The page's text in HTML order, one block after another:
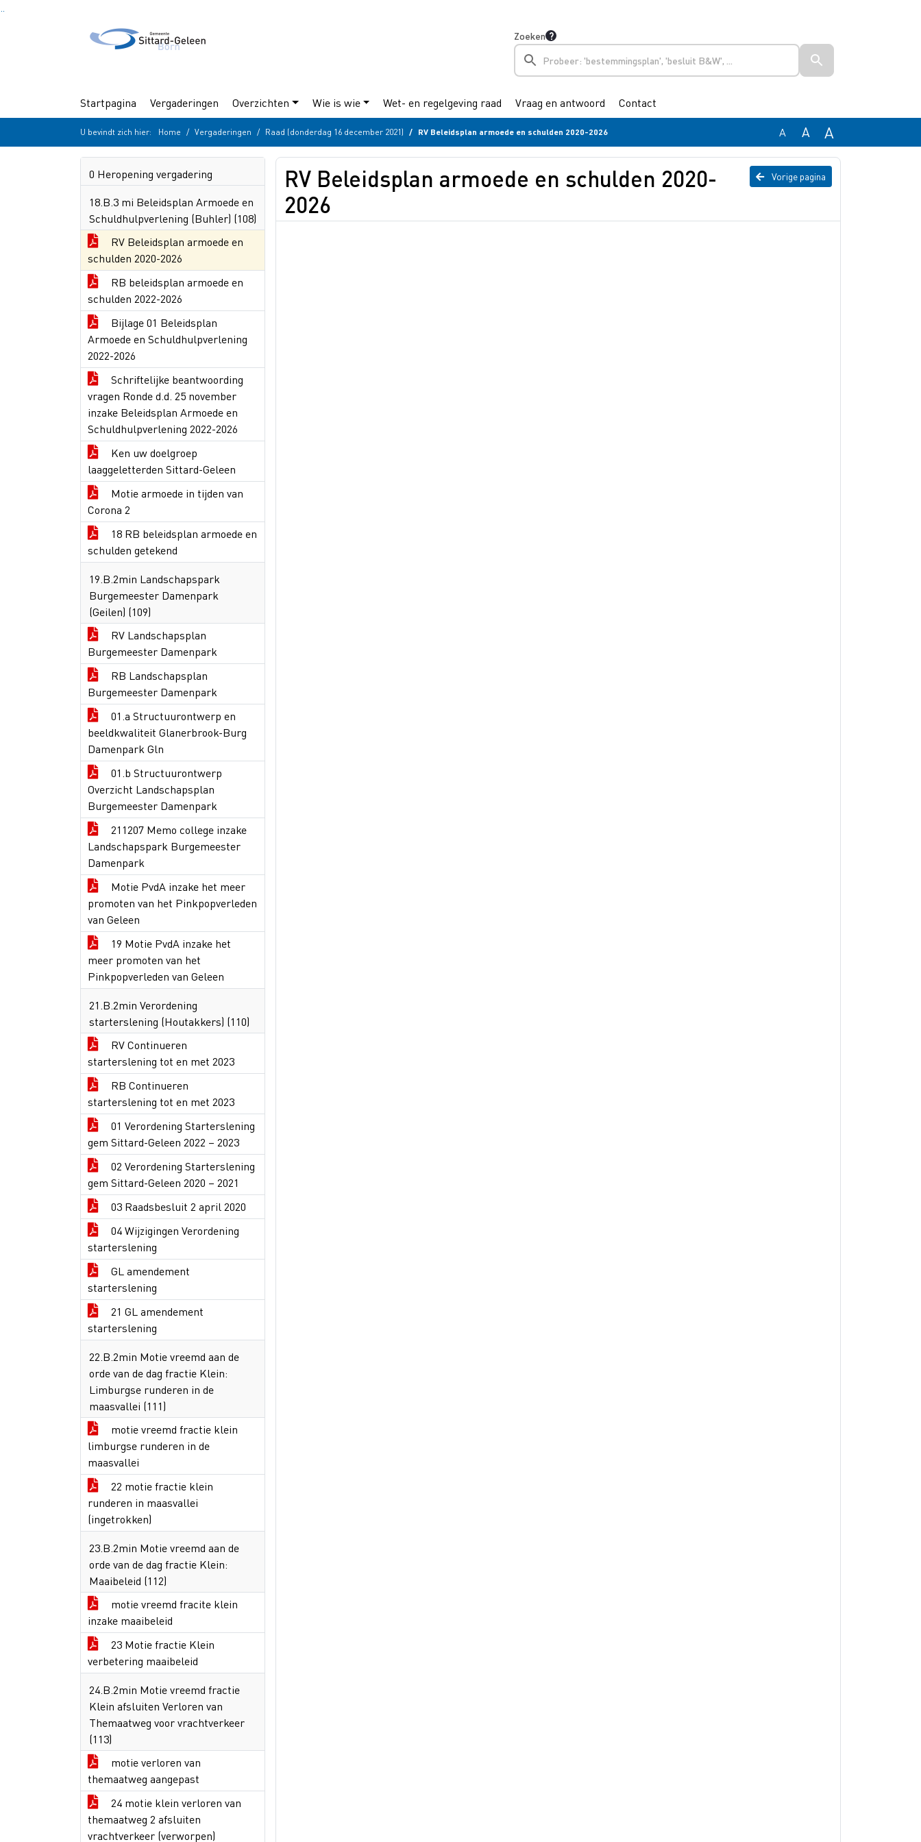
Zoeken
Startpagina Vergaderingen Overzichten Wie is wie Wet- en regelgeving raad Vraag en antwoord Contact
U bevindt zich hier: Home Vergaderingen Raad (donderdag 16 december 2021) RV Beleidsplan armoede en schulden 2020-2026 A A A
0 Heropening vergadering
18.B.3 mi Beleidsplan Armoede en
Schuldhulpverlening (Buhler) (108)
RV Beleidsplan armoede en
schulden 2020-2026
RB beleidsplan armoede en
schulden 2022-2026
Bijlage 01 Beleidsplan
Armoede en Schuldhulpverlening
2022-2026
Schriftelijke beantwoording
vragen Ronde d.d. 25 november
inzake Beleidsplan Armoede en
Schuldhulpverlening 2022-2026
Ken uw doelgroep
laaggeletterden Sittard-Geleen
Motie armoede in tijden van
Corona 2
18 RB beleidsplan armoede en
schulden getekend
19.B.2min Landschapspark
Burgemeester Damenpark
(Geilen) (109)
RV Landschapsplan
Burgemeester Damenpark
RB Landschapsplan
Burgemeester Damenpark
01.a Structuurontwerp en
beeldkwaliteit Glanerbrook-Burg
Damenpark Gln
01.b Structuurontwerp
Overzicht Landschapsplan
Burgemeester Damenpark
211207 Memo college inzake
Landschapspark Burgemeester
Damenpark
Motie PvdA inzake het meer
promoten van het Pinkpopverleden
van Geleen
19 Motie PvdA inzake het
meer promoten van het
Pinkpopverleden van Geleen
21.B.2min Verordening
starterslening (Houtakkers) (110)
RV Continueren
starterslening tot en met 2023
RB Continueren
starterslening tot en met 2023
01 Verordening Starterslening
gem Sittard-Geleen 2022 – 2023
02 Verordening Starterslening
gem Sittard-Geleen 2020 – 2021
03 Raadsbesluit 2 april 2020
04 Wijzigingen Verordening
starterslening
GL amendement
starterslening
21 GL amendement
starterslening
22.B.2min Motie vreemd aan de
orde van de dag fractie Klein:
Limburgse runderen in de
maasvallei (111)
motie vreemd fractie klein
limburgse runderen in de
maasvallei
22 motie fractie klein
runderen in maasvallei
(ingetrokken)
23.B.2min Motie vreemd aan de
orde van de dag fractie Klein:
Maaibeleid (112)
motie vreemd fracite klein
inzake maaibeleid
23 Motie fractie Klein
verbetering maaibeleid
24.B.2min Motie vreemd fractie
Klein afsluiten Verloren van
Themaatweg voor vrachtverkeer
(113)
motie verloren van
themaatweg aangepast
24 motie klein verloren van
themaatweg 2 afsluiten
vrachtverkeer (verworpen)
Vorige pagina
RV Beleidsplan armoede en schulden 2020-
2026